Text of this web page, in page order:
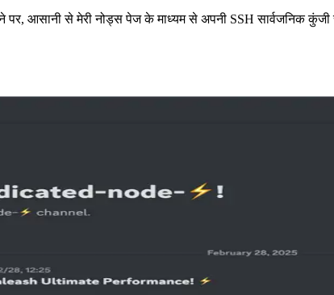
पर, आसानी से मेरी नोड्स पेज के माध्यम से अपनी SSH सार्वजनिक